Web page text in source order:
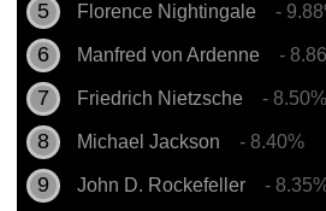
Florence Nightingale -
Manfred von Ardenne -
Friedrich Nietzsche - 8.50%
Michael Jackson - 8.40%
John D. Rockefeller -